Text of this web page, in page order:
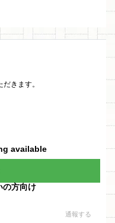
きます。
available
の方向け
通報する